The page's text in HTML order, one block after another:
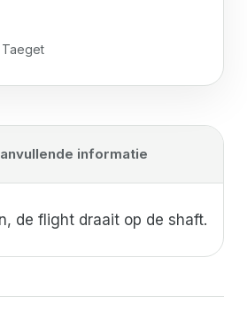
Taeget
informatie
de flight draait op de shaft.